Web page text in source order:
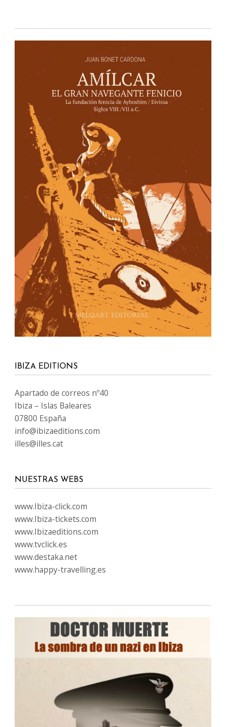
IBIZA EDITIONS
Apartado de correos nº40
Ibiza – Islas Baleares
07800 España
info@ibizaeditions.com
illes@illes.cat
NUESTRAS WEBS
www.Ibiza-click.com
www.Ibiza-tickets.com
www.Ibizaeditions.com
www.tvclick.es
www.destaka.net
www.happy-travelling.es